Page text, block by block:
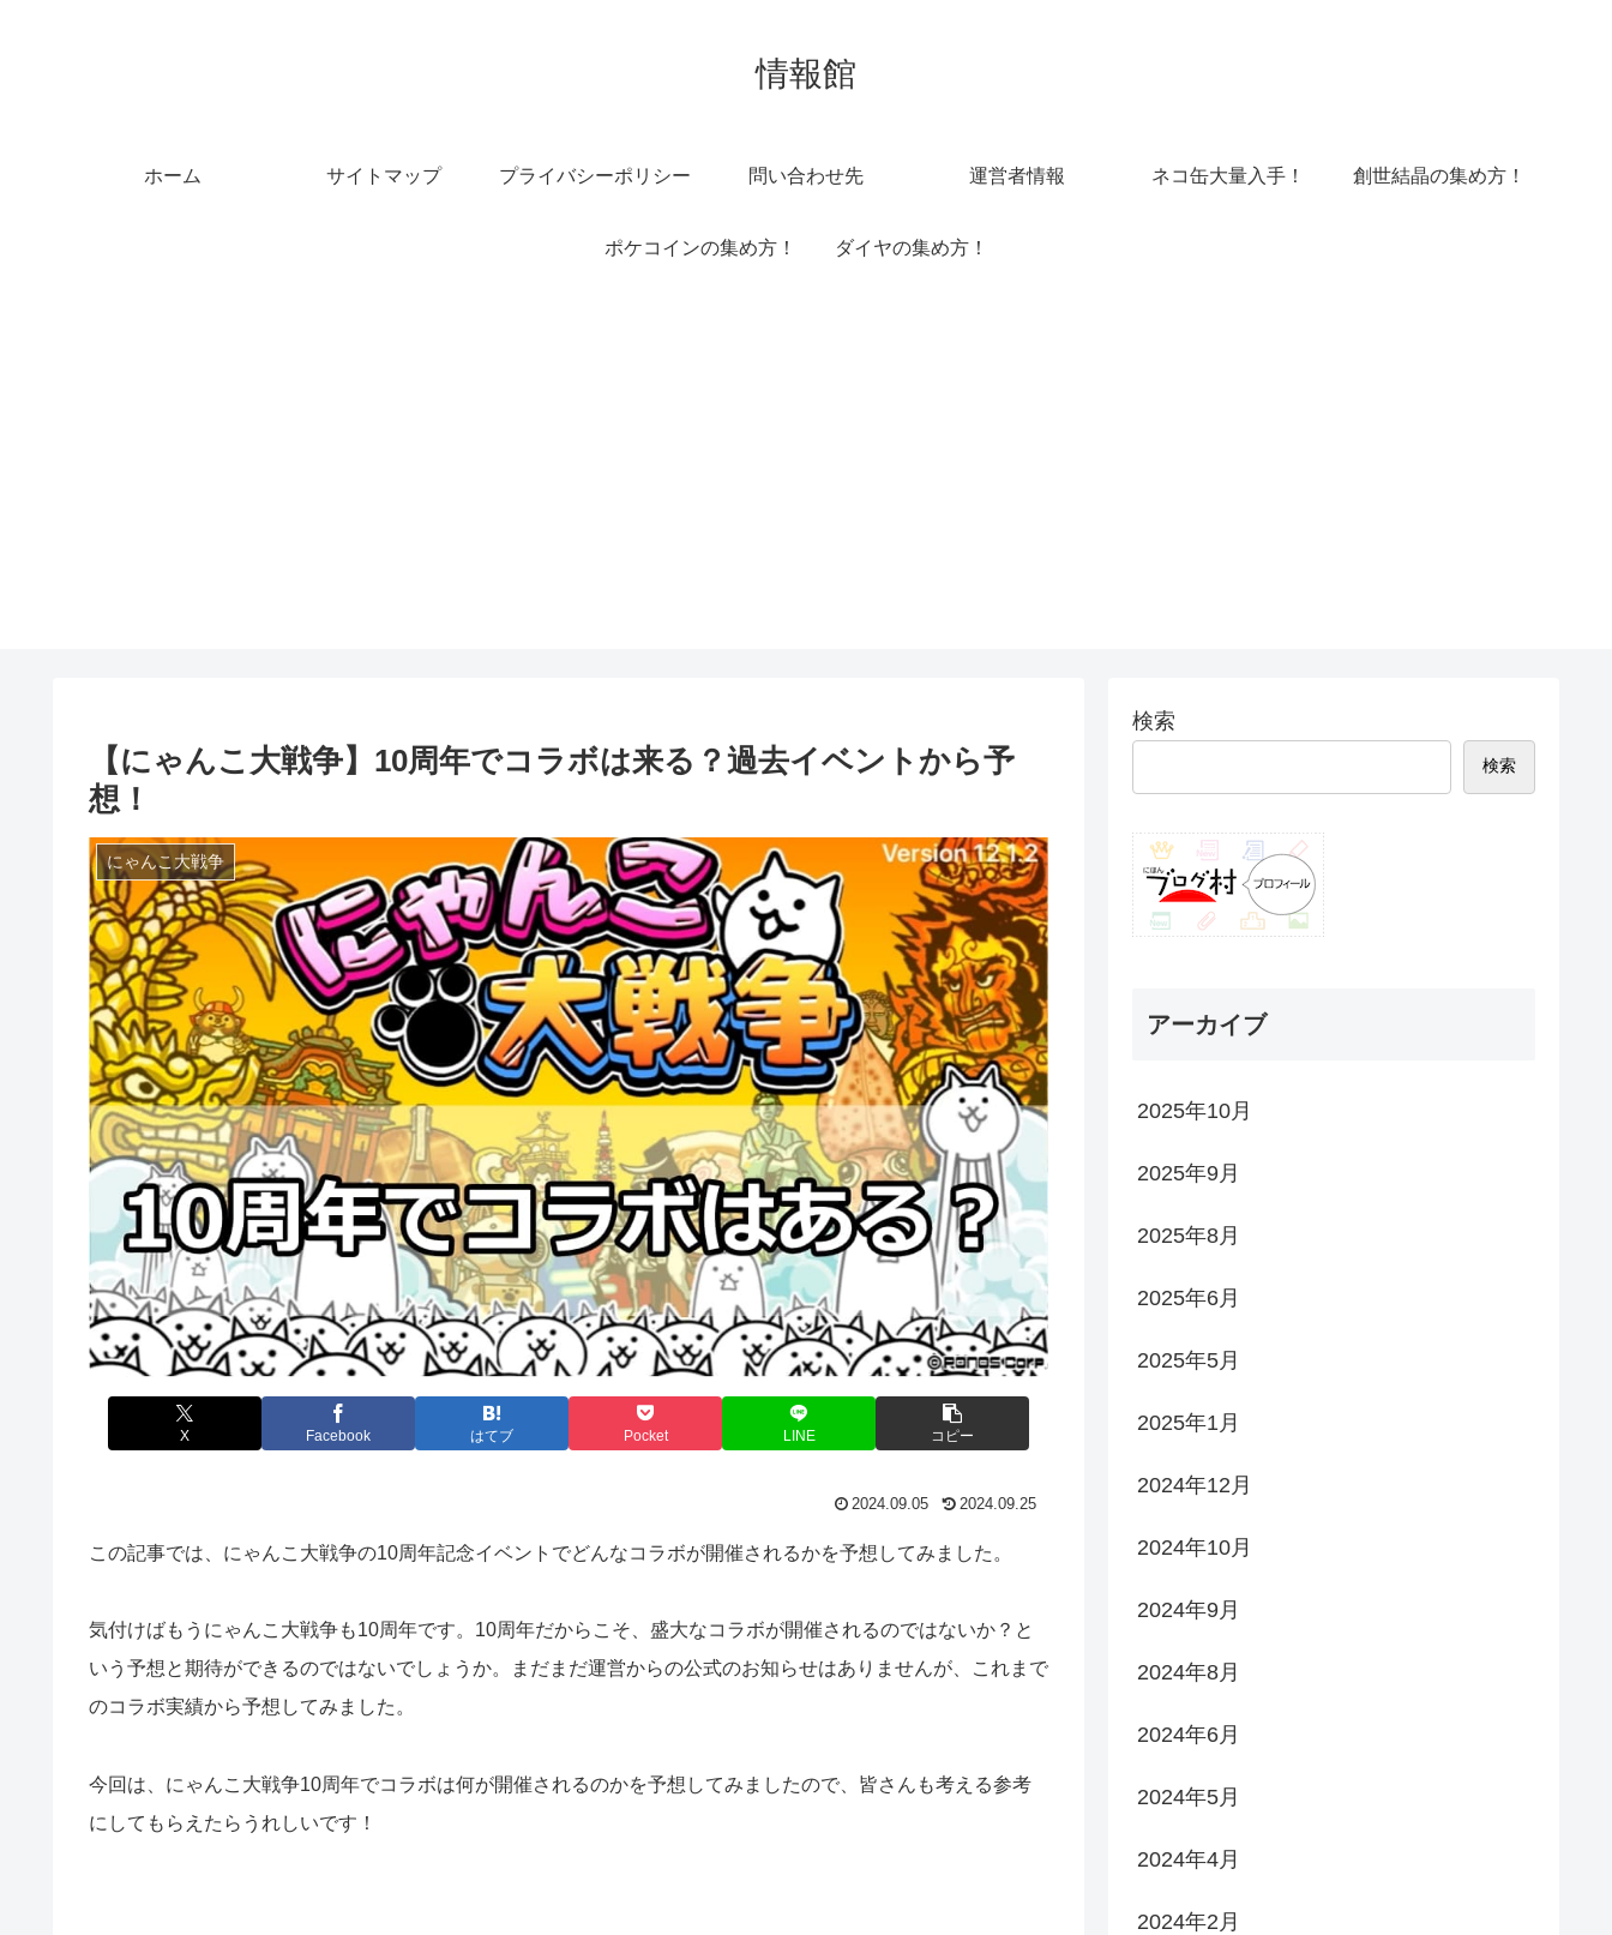
情報館
ホーム サイトマップ プライバシーポリシー 問い合わせ先 運営者情報 ネコ缶大量入手！ 創世結晶の集め方！
ポケコインの集め方！ ダイヤの集め方！
【にゃんこ大戦争】10周年でコラボは来る？過去イベントから予
想！
にゃんこ大戦争
X Facebook はてブ Pocket LINE コピー
2024.09.05 2024.09.25
この記事では、にゃんこ大戦争の10周年記念イベントでどんなコラボが開催されるかを予想してみました。
気付けばもうにゃんこ大戦争も10周年です。 10周年だからこそ、盛大なコラボが開催されるのではないか？と
いう予想と期待ができるのではないでしょうか。
まだまだ運営からの公式のお知らせはありませんが、これまで
のコラボ実績から予想してみました。
今回は、にゃんこ大戦争10周年でコラボは何が開催されるのかを予想してみましたので、皆さんも考える参考
にしてもらえたらうれしいです！
検索
検索
アーカイブ
2025年10月
2025年9月
2025年8月
2025年6月
2025年5月
2025年1月
2024年12月
2024年10月
2024年9月
2024年8月
2024年6月
2024年5月
2024年4月
2024年2月